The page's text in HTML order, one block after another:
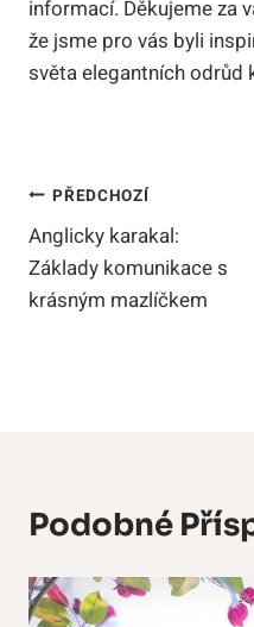
informací. Děkujeme za
že jsme pro vás byli
světa elegantních odrůd
Navigace
Pro
Příspěvek
PŘEDCHOZÍ
Anglicky karakal:
Základy komunikace s
krásným mazlíčkem
Podobné